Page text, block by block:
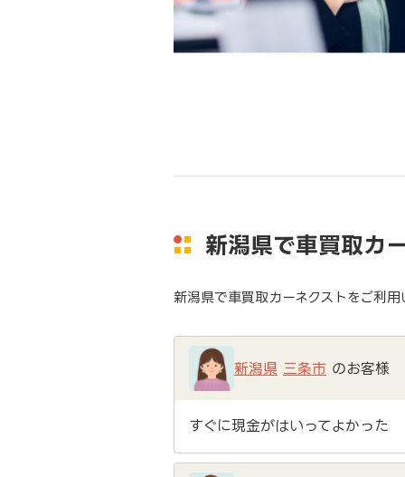
新潟県で車買取カ
新潟県で車買取カーネクストをご利
新潟県 三条市 のお客様
すぐに現金がはいってよかった